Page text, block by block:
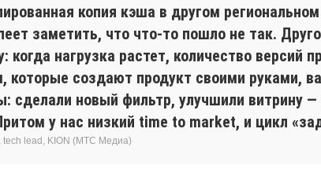
копия кэша в другом
заметить, что что-то пошло не так.
когда нагрузка растет, количество
создают продукт своими руками,
сделали новый фильтр, улучшили витрину
у нас низкий time to market, и цикл
tech lead, KION (МТС Медиа)